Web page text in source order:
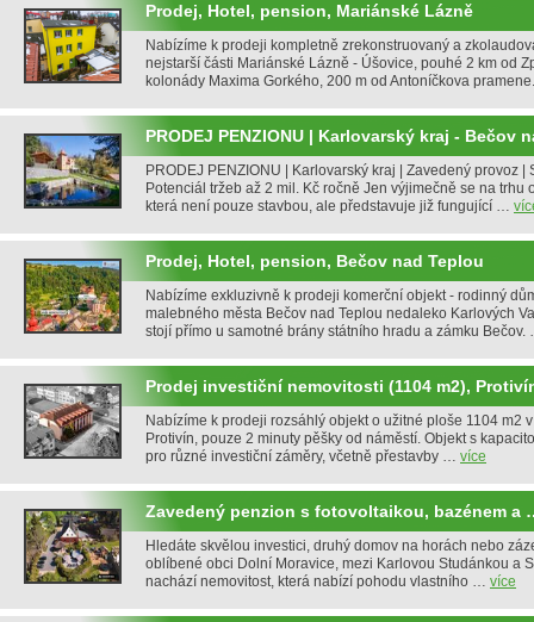
Prodej, Hotel, pension, Mariánské Lázně
Nabízíme k prodeji kompletně zrekonstruovaný a
nejstarší části Mariánské Lázně - Úšovice, pouhé 2 km od
kolonády Maxima Gorkého, 200 m od Antoníčkova
PRODEJ PENZIONU | Karlovarský kraj - Bečov
PRODEJ PENZIONU | Karlovarský kraj | Zavedený provoz |
Potenciál tržeb až 2 mil. Kč ročně Jen výjimečně se na trhu
která není pouze stavbou, ale představuje již fungující …
Prodej, Hotel, pension, Bečov nad Teplou
Nabízíme exkluzivně k prodeji komerční objekt - rodinný
malebného města Bečov nad Teplou nedaleko Karlových
stojí přímo u samotné brány státního hradu a zámku
Prodej investiční nemovitosti (1104 m2),
Nabízíme k prodeji rozsáhlý objekt o užitné ploše 1104 m2
Protivín, pouze 2 minuty pěšky od náměstí. Objekt s
pro různé investiční záměry, včetně přestavby … více
Zavedený penzion s fotovoltaikou, bazénem a
Hledáte skvělou investici, druhý domov na horách nebo
oblíbené obci Dolní Moravice, mezi Karlovou Studánkou a
nachází nemovitost, která nabízí pohodu vlastního … více